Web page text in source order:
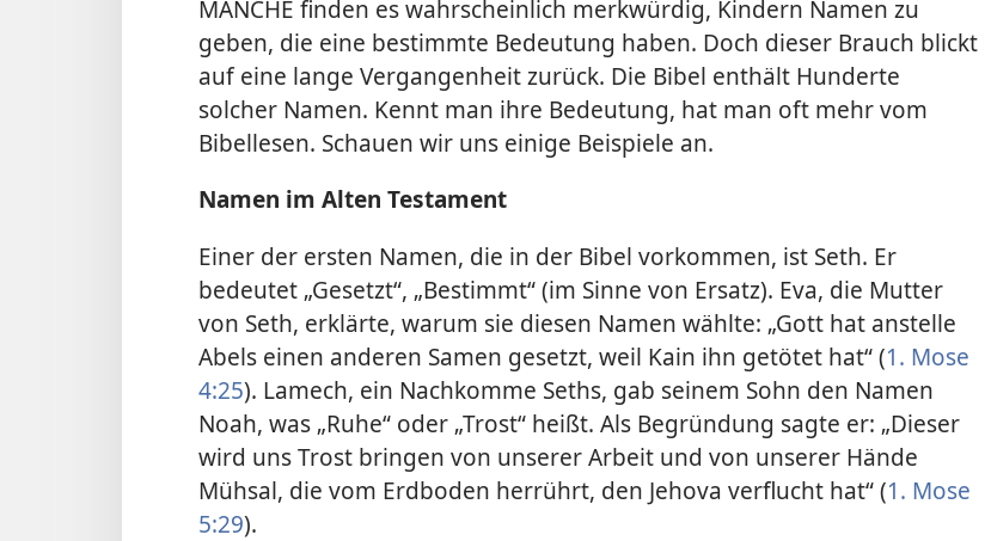
MANCHE finden es wahrscheinlich merkwürdig, Kindern Namen zu
geben, die eine bestimmte Bedeutung haben. Doch dieser Brauch blickt
auf eine lange Vergangenheit zurück. Die Bibel enthält Hunderte
solcher Namen. Kennt man ihre Bedeutung, hat man oft mehr vom
Bibellesen. Schauen wir uns einige Beispiele an.
Namen im Alten Testament
Einer der ersten Namen, die in der Bibel vorkommen, ist Seth. Er
bedeutet „Gesetzt“, „Bestimmt“ (im Sinne von Ersatz). Eva, die Mutter
von Seth, erklärte, warum sie diesen Namen wählte: „Gott hat anstelle
Abels einen anderen Samen gesetzt, weil Kain ihn getötet hat“ (1. Mose
4:25). Lamech, ein Nachkomme Seths, gab seinem Sohn den Namen
Noah, was „Ruhe“ oder „Trost“ heißt. Als Begründung sagte er: „Dieser
wird uns Trost bringen von unserer Arbeit und von unserer Hände
Mühsal, die vom Erdboden herrührt, den Jehova verflucht hat“ (1. Mose
5:29).